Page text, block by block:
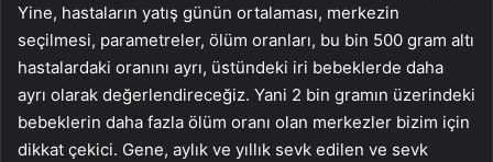
Yine, hastaların yatış günün ortalaması, merkezin
seçilmesi, parametreler, ölüm oranları, bu bin 500 gram altı
hastalardaki oranını ayrı, üstündeki iri bebeklerde daha
ayrı olarak değerlendireceğiz. Yani 2 bin gramın üzerindeki
bebeklerin daha fazla ölüm oranı olan merkezler bizim için
dikkat çekici. Gene, aylık ve yıllık sevk edilen ve sevk